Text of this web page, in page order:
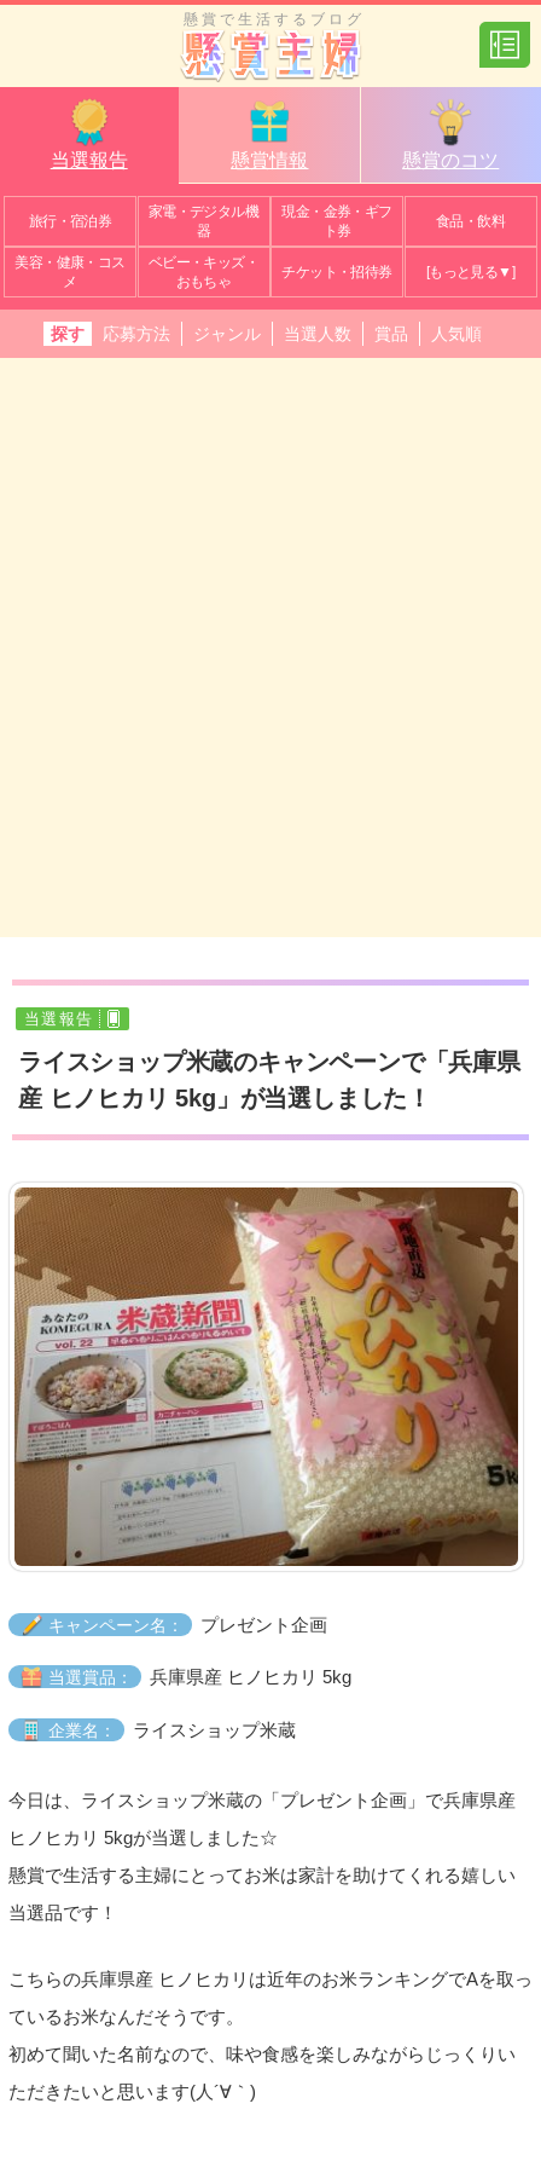
懸賞で生活するブログ
当選報告 懸賞情報 懸賞のコツ
旅行・宿泊券
家電・デジタル機
器
現金・金券・ギフ
ト券
食品・飲料
美容・健康・コス
メ
ベビー・キッズ・
おもちゃ
チケット・招待券 [もっと見る▼]
探す 応募方法 ジャンル 当選人数 賞品 人気順
当選報告
ライスショップ米蔵のキャンペーンで「兵庫県
産 ヒノヒカリ 5kg」が当選しました！
キャンペーン名： プレゼント企画
当選賞品： 兵庫県産 ヒノヒカリ 5kg
企業名： ライスショップ米蔵
今日は、ライスショップ米蔵の「プレゼント企画」で兵庫県産
ヒノヒカリ 5kgが当選しました☆
懸賞で生活する主婦にとってお米は家計を助けてくれる嬉しい
当選品です！
こちらの兵庫県産 ヒノヒカリは近年のお米ランキングでAを取っ
ているお米なんだそうです。
初めて聞いた名前なので、味や食感を楽しみながらじっくりい
ただきたいと思います(人´∀｀)